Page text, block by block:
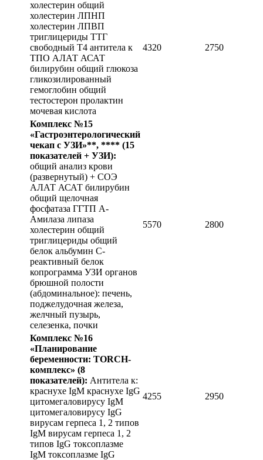
холестерин общий
холестерин ЛПНП
холестерин ЛПВП
триглицериды ТТГ
свободный Т4 антитела к
ТПО АЛАТ АСАТ
билирубин общий глюкоза
гликозилированный
гемоглобин общий
тестостерон пролактин
мочевая кислота
4320 2750
Комплекс №15
«Гастроэнтерологический
чекап с УЗИ»**, **** (15
показателей + УЗИ):
общий анализ крови
(развернутый) + СОЭ
АЛАТ АСАТ билирубин
общий щелочная
фосфатаза ГГТП А-
Амилаза липаза
холестерин общий
триглицериды общий
белок альбумин С-
реактивный белок
копрограмма УЗИ органов
брюшной полости
(абдоминальное): печень,
поджелудочная железа,
желчный пузырь,
селезенка, почки
5570 2800
Комплекс №16
«Планирование
беременности: TORCH-
комплекс» (8
показателей): Антитела к:
краснухе IgM краснухе IgG
цитомегаловирусу IgM
цитомегаловирусу IgG
вирусам герпеса 1, 2 типов
IgM вирусам герпеса 1, 2
типов IgG токсоплазме
IgM токсоплазме IgG
4255 2950